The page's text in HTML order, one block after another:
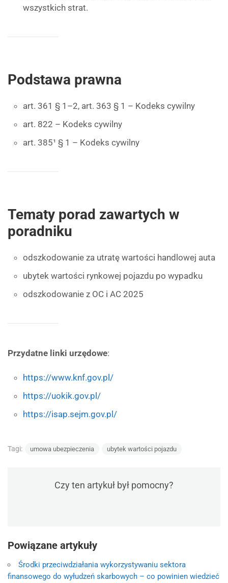
wszystkich strat.
Podstawa prawna
art. 361 § 1–2, art. 363 § 1 – Kodeks cywilny
art. 822 – Kodeks cywilny
art. 385¹ § 1 – Kodeks cywilny
Tematy porad zawartych w
poradniku
odszkodowanie za utratę wartości handlowej auta
ubytek wartości rynkowej pojazdu po wypadku
odszkodowanie z OC i AC 2025
Przydatne linki urzędowe:
https://www.knf.gov.pl/
https://uokik.gov.pl/
https://isap.sejm.gov.pl/
Tagi: umowa ubezpieczenia ubytek wartości pojazdu
Czy ten artykuł był pomocny?
Powiązane artykuły
Środki przeciwdziałania wykorzystywaniu sektora
finansowego do wyłudzeń skarbowych – co powinien wiedzieć